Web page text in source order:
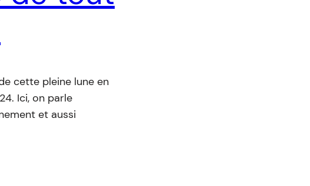
cette pleine lune en
Ici, on parle
et aussi